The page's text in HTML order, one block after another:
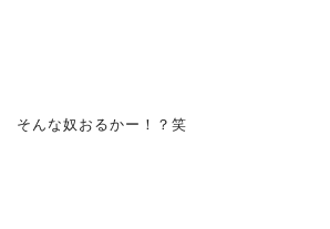
そんな奴おるかー！？笑